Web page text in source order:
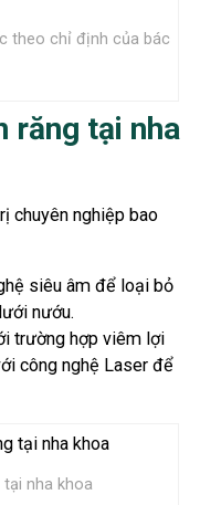
theo chỉ định của bác
răng tại nha
chuyên nghiệp bao
siêu âm để loại bỏ
nướu.
trường hợp viêm lợi
công nghệ Laser để
nha khoa